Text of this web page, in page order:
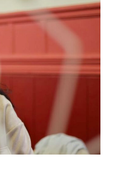
DES
FLEURS
EN
ARGILE